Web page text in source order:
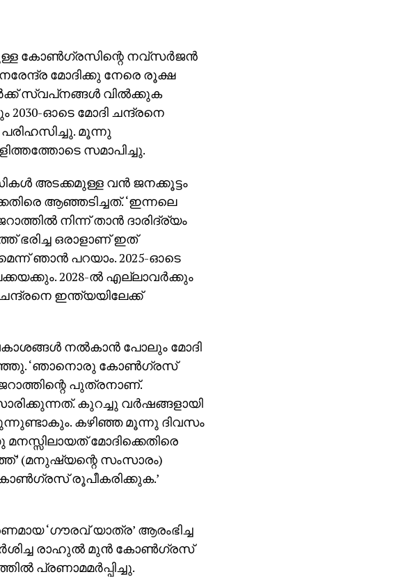
കോണ്‍ഗ്രസിന്റെ നവ്‌സര്‍ജന്‍
മോദിക്കു നേരെ രൂക്ഷ
സ്വപ്‌നങ്ങള്‍ വില്‍ക്കുക
ഓടെ മോദി ചന്ദ്രനെ
മൂന്നു
സമാപിച്ചു.
അടക്കമുള്ള വന്‍ ജനക്കൂട്ടം
ആഞ്ഞടിച്ചത്. ‘ഇന്നലെ
നിന്ന് താന്‍ ദാരിദ്ര്യം
ഭരിച്ച ഒരാളാണ് ഇത്
ഞാന്‍ പറയാം. 2025-ഓടെ
2028-ല്‍ എല്ലാവര്‍ക്കും
ഇന്ത്യയിലേക്ക്
നല്‍കാന്‍ പോലും മോദി
‘ഞാനൊരു കോണ്‍ഗ്രസ്
പുത്രനാണ്.
കുറച്ചു വര്‍ഷങ്ങളായി
കഴിഞ്ഞ മൂന്നു ദിവസം
മോദിക്കെതിരെ
(മനുഷ്യന്റെ സംസാരം)
രൂപീകരിക്കുക.’
‘ഗൗരവ് യാത്ര’ ആരംഭിച്ച
രാഹുല്‍ മുന്‍ കോണ്‍ഗ്രസ്
പ്രണാമമര്‍പ്പിച്ചു.